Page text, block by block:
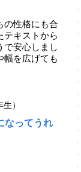
の性格にも合
テキストから
で安心しまし
幅を広げても
）
なってうれ